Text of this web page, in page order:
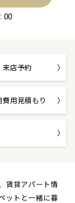
00
来店予約
費用見積もり
賃貸アパート情
ットと一緒に暮